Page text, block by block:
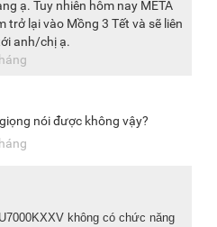
chỉ với một chiếc tivi.
lượng thông minh
Samsung UHD 4K 43 inch
lý mức tiêu thụ điện năng
môi trường xung quanh cũng
xem để đưa ra mức hiển
ạ. Tuy nhiên hôm nay META
trở lại vào Mồng 3 Tết và sẽ liên
anh/chị ạ.
nói được không vậy?
không có chức năng